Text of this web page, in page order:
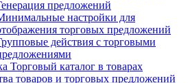
предложений
настройки для
торговых предложений
действия с торговыми
Торговый каталог в товарах
товаров и торговых предложений